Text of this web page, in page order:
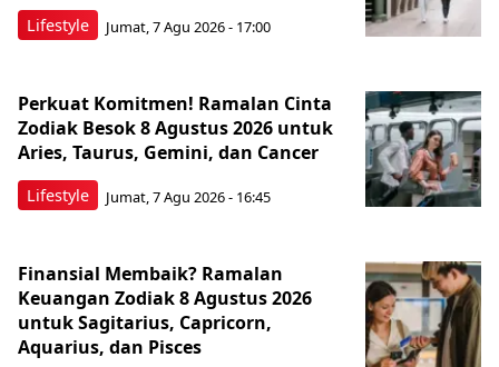
Lifestyle Jumat, 7 Agu 2026 - 17:00
Lifestyle
Perkuat Komitmen! Ramalan Cinta
Zodiak Besok 8 Agustus 2026 untuk
Aries, Taurus, Gemini, dan Cancer
Jumat, 7 Agu 2026 - 16:45
Finansial Membaik? Ramalan
Keuangan Zodiak 8 Agustus 2026
untuk Sagitarius, Capricorn,
Aquarius, dan Pisces